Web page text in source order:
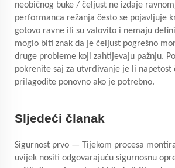
neobičnog buke / čeljust ne izdaje
performanca režanja često se pojavljuje
gotovo ravne ili su valovito i nemaju
moglo biti znak da je čeljust pogrešno
druge probleme koji zahtijevaju pažnju.
pokrenite saj za utvrđivanje je li napetost
prilagodite ponovno ako je potrebno.
Sljedeći članak
Sigurnost prvo — Tijekom procesa
uvijek nositi odgovarajuću sigurnosnu